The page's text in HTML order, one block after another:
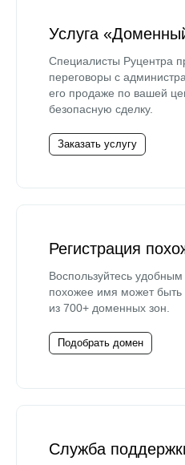
Услуга
Специалисты Руцентра
переговоры с
его продаже по вашей
безопасную сделку.
Заказать услугу
Регистрация
Воспользуйтесь
похожее имя может быть
из 700+ доменных зон.
Подобрать домен
Служба